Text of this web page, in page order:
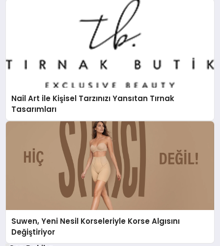
Nail Art ile Kişisel Tarzınızı Yansıtan Tırnak
Tasarımları
Suwen, Yeni Nesil Korseleriyle Korse Algısını
Değiştiriyor